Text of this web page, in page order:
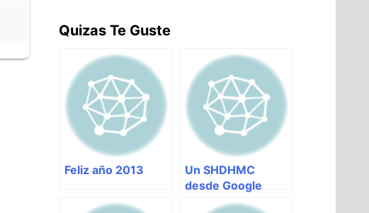
Quizas Te Guste
Feliz año 2013
Un SHDHMC
desde Google
México